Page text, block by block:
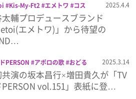
Kis-My-Ft2 エメトワ
コス
ティー ルームディフューザー
藤ヶ谷太輔 香水
2025.4.4
輔プロデュースブランド
エメトワ)」から待望の
PERSON アポロの歌
おどる
と番犬くん ドラマ
ホリデ
ミュージカル 佐藤勝利
坂本
貴久
幸せカナコの殺し屋生活
2025.3.14
演の坂本昌行×増田貴久が「TV
vol.151」表紙に登…